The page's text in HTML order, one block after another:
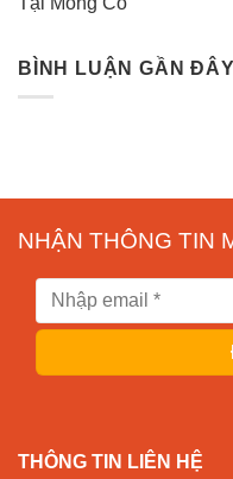
BÌNH LUẬN GẦN ĐÂY
NHẬN THÔNG TIN
THÔNG TIN LIÊN HỆ